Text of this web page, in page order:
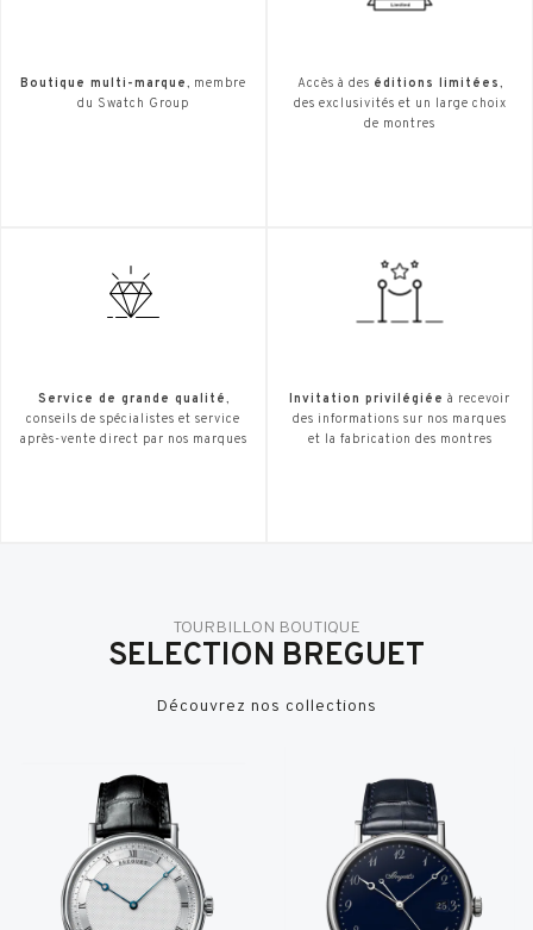
Boutique multi-marque, membre
du Swatch Group
Accès à des éditions limitées,
des exclusivités et un large choix
de montres
Service de grande qualité,
conseils de spécialistes et service
après-vente direct par nos marques
Invitation privilégiée à recevoir
des informations sur nos marques
et la fabrication des montres
TOURBILLON BOUTIQUE
SELECTION BREGUET
Découvrez nos collections